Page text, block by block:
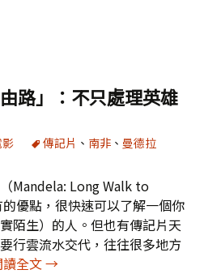
路」：不只處理英雄
影 傳記片 、 南非 、 曼德拉
Mandela: Long Walk to
優點，很快速可以了解一個你
陌生）的人。但也有傳記片天
行雲流水交代，往往很多地方
讀全文「曼德拉：漫漫自由路」
→